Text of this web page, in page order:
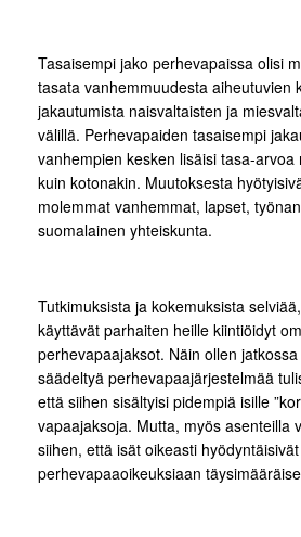
Tasaisempi jako perhevapaissa olisi
tasata vanhemmuudesta aiheutuvien
jakautumista naisvaltaisten ja
välillä. Perhevapaiden tasaisempi
vanhempien kesken lisäisi tasa-arvoa
kuin kotonakin. Muutoksesta
molemmat vanhemmat, lapset,
suomalainen yhteiskunta.
Tutkimuksista ja kokemuksista
käyttävät parhaiten heille kiintiöidyt
perhevapaajaksot. Näin ollen
säädeltyä perhevapaajärjestelmää
että siihen sisältyisi pidempiä isille
vapaajaksoja. Mutta, myös asenteilla
siihen, että isät oikeasti
perhevapaaoikeuksiaan